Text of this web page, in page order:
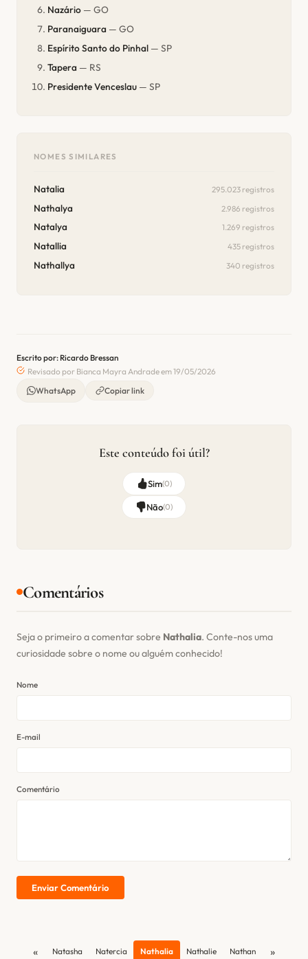
Nazário — GO
Paranaiguara — GO
Espírito Santo do Pinhal — SP
Tapera — RS
Presidente Venceslau — SP
NOMES SIMILARES
Natalia 295.023 registros
Nathalya 2.986 registros
Natalya 1.269 registros
Natallia 435 registros
Nathallya 340 registros
Escrito por: Ricardo Bressan
Revisado por Bianca Mayra Andrade em 19/05/2026
WhatsApp
Copiar link
Este conteúdo foi útil?
Sim(0)
Não(0)
Comentários
Seja o primeiro a comentar sobre Nathalia. Conte-nos uma
curiosidade sobre o nome ou alguém conhecido!
Nome
E-mail
Comentário
Enviar Comentário
« Natasha Natercia Nathalia Nathalie Nathan »